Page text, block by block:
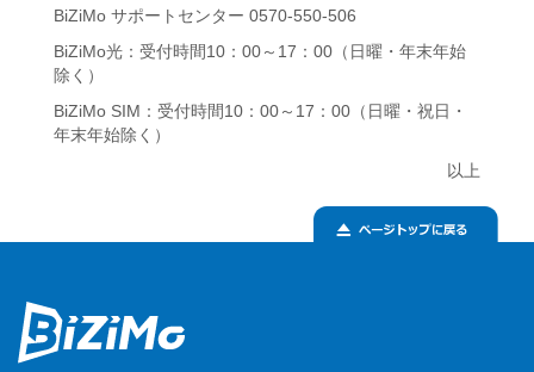
BiZiMo サポートセンター 0570-550-506
BiZiMo光：受付時間10：00～17：00（日曜・年末年始
除く）
BiZiMo SIM：受付時間10：00～17：00（日曜・祝日・
年末年始除く）
以上